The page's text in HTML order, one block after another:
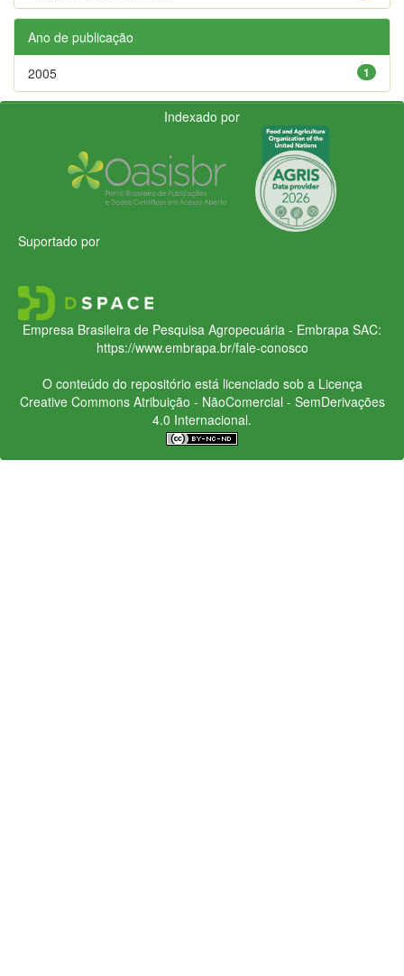
Ano de publicação
1
2005
Indexado por
Suportado por
Empresa Brasileira de Pesquisa Agropecuária - Embrapa SAC:
https://www.embrapa.br/fale-conosco
O conteúdo do repositório está licenciado sob a Licença
Creative CommonsAtribuição - NãoComercial - SemDerivações
4.0 Internacional.